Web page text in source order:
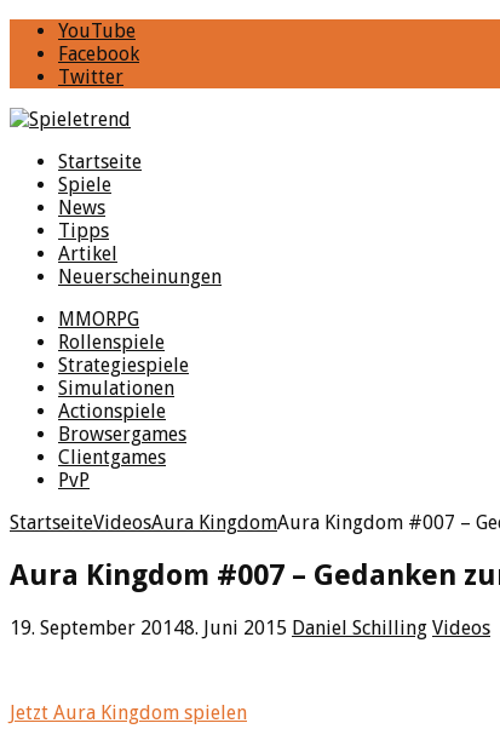
YouTube
Facebook
Twitter
Startseite
Spiele
News
Tipps
Artikel
Neuerscheinungen
MMORPG
Rollenspiele
Strategiespiele
Simulationen
Actionspiele
Browsergames
Clientgames
PvP
StartseiteVideosAura KingdomAura Kingdom #007 –
Aura Kingdom #007 – Gedanken
19. September 20148. Juni 2015 Daniel Schilling Videos
Jetzt Aura Kingdom spielen